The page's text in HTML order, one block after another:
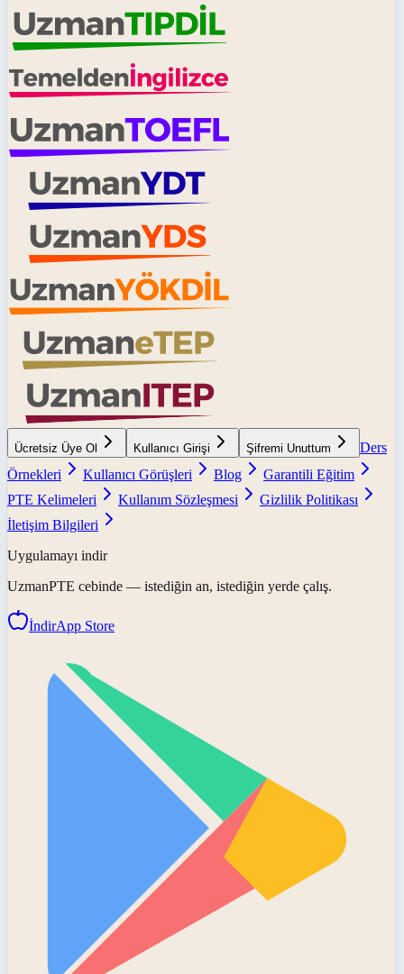
Ücretsiz Üye Ol Kullanıcı Girişi Şifremi Unuttum
Ders
Örnekleri
Kullanıcı Görüşleri Blog
Garantili Eğitim
PTE Kelimeleri
Kullanım Sözleşmesi
Gizlilik Politikası
İletişim Bilgileri
Uygulamayı indir
UzmanPTE cebinde — istediğin an, istediğin yerde çalış.
İndirApp Store